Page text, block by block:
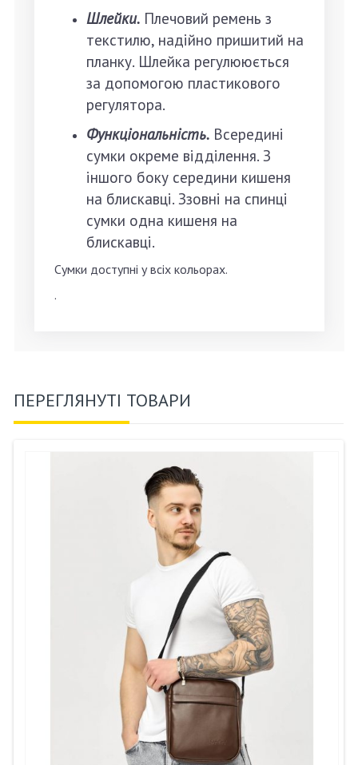
Шлейки. Плечовий ремень з
текстилю, надійно пришитий на
планку. Шлейка регулююється
за допомогою пластикового
регулятора.
Функціональність. Всередині
сумки окреме відділення. З
іншого боку середини кишеня
на блискавці. Ззовні на спинці
сумки одна кишеня на
блискавці.
Сумки доступні у всіх кольорах.
.
ПЕРЕГЛЯНУТІ ТОВАРИ